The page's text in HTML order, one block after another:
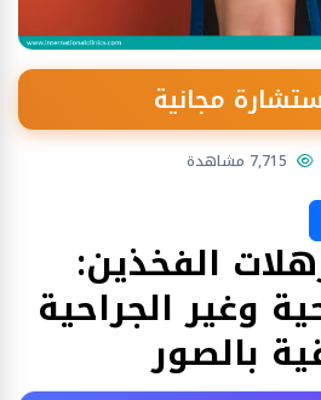
مجانية
7,715 مشاهدة
الفخذين:
وغير الجراحية
بالصور